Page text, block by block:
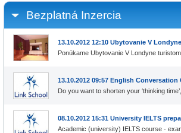
Bezplatná Inzercia
13.10.2012 12:10 Ubytovanie V
Ponúkame Ubytovanie V Londyne
13.10.2012 09:57 English
Do you want to shorten your ‘thinking
08.10.2012 15:31 University IELTS
Academic (university) IELTS course -